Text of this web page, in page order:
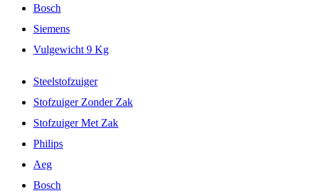
Bosch
Siemens
Vulgewicht 9 Kg
Steelstofzuiger
Stofzuiger Zonder Zak
Stofzuiger Met Zak
Philips
Aeg
Bosch